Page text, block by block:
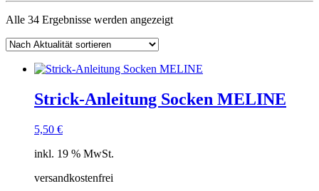
Alle 34 Ergebnisse werden angezeigtNach
Strick-Anleitung Socken MELINE
5,50 €
inkl. 19 % MwSt.
versandkostenfrei